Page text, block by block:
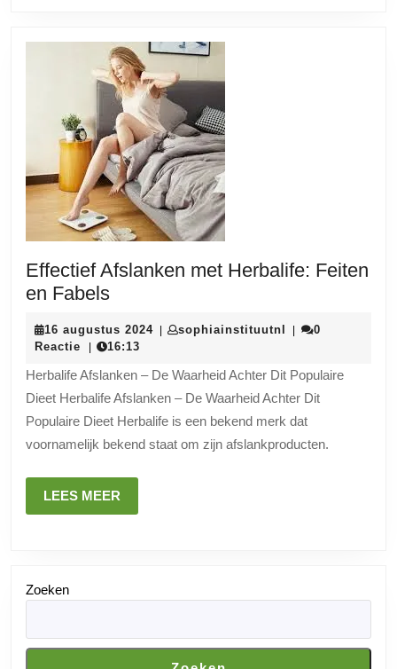
dieetprogramma
Effectief Afslanken met Herbalife: Feiten
en FabelsEffectief
met
Feiten
en
Fabels
16 augustus 202416| sophiainstituutnl sophiainstituutnl
|
0
Reactie
| 16:13
Herbalife Afslanken – De Waarheid Achter Dit Populaire
Dieet Herbalife Afslanken – De Waarheid Achter Dit
Populaire Dieet Herbalife is een bekend merk dat
voornamelijk bekend staat om zijn afslankproducten.
LEES MEER
MEER
Zoeken